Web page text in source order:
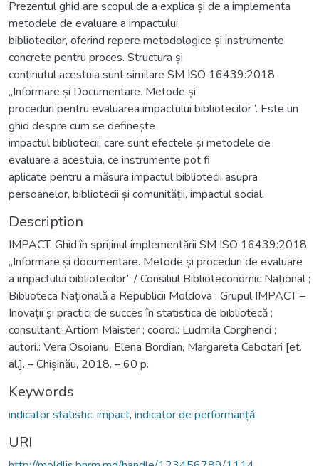
Prezentul ghid are scopul de a explica și de a implementa
metodele de evaluare a impactului
bibliotecilor, oferind repere metodologice și instrumente
concrete pentru proces. Structura și
conținutul acestuia sunt similare SM ISO 16439:2018
„Informare și Documentare. Metode și
proceduri pentru evaluarea impactului bibliotecilor”. Este un
ghid despre cum se definește
impactul bibliotecii, care sunt efectele și metodele de
evaluare a acestuia, ce instrumente pot fi
aplicate pentru a măsura impactul bibliotecii asupra
persoanelor, bibliotecii și comunității, impactul social.
Description
IMPACT: Ghid în sprijinul implementării SM ISO 16439:2018
„Informare și documentare. Metode și proceduri de evaluare
a impactului bibliotecilor” / Consiliul Biblioteconomic Național ;
Biblioteca Națională a Republicii Moldova ; Grupul IMPACT –
Inovații și practici de succes în statistica de bibliotecă ;
consultant: Artiom Maister ; coord.: Ludmila Corghenci ;
autori.: Vera Osoianu, Elena Bordian, Margareta Cebotari [et.
al.]. – Chișinău, 2018. – 60 p.
Keywords
indicator statistic, impact, indicator de performanță
URI